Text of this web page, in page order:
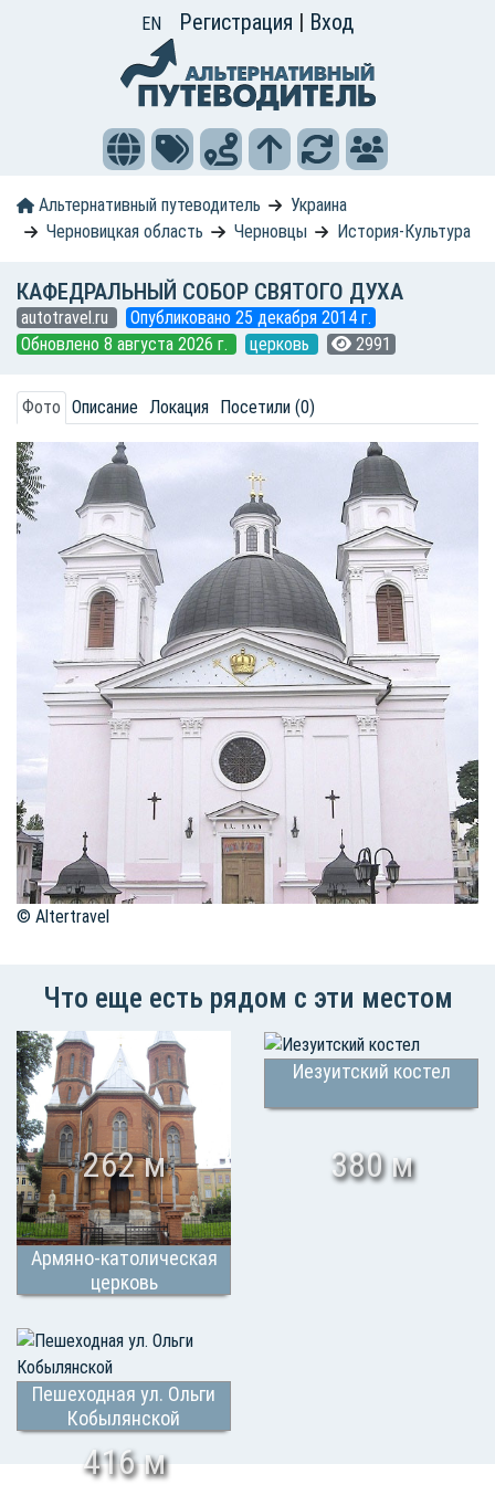
EN Регистрация | Вход
Альтернативный путеводитель
Украина
Черновицкая область
Черновцы История-Культура
КАФЕДРАЛЬНЫЙ СОБОР СВЯТОГО ДУХА
autotravel.ru
Опубликовано 25 декабря 2014 г.
Обновлено 8 августа 2026 г.
церковь 2991
Фото Описание Локация Посетили (0)
© Altertravel
Что еще есть рядом с эти местом
Армяно-католическая
церковь
262 м
Иезуитский костел
380 м
Пешеходная ул. Ольги
Кобылянской
416 м